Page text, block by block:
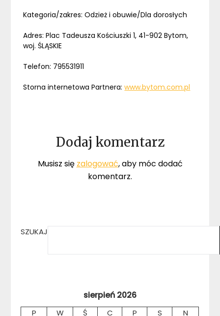
Kategoria/zakres: Odzież i obuwie/Dla dorosłych
Adres: Plac Tadeusza Kościuszki 1, 41-902 Bytom,
woj. ŚLĄSKIE
Telefon: 795531911
Storna internetowa Partnera:www.bytom.com.pl
Dodaj komentarz
Musisz się zalogować, aby móc dodać
komentarz.
SZUKAJ
sierpień 2026
P W Ś C P S
N